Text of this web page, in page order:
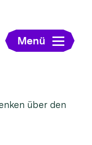
Menü
über den